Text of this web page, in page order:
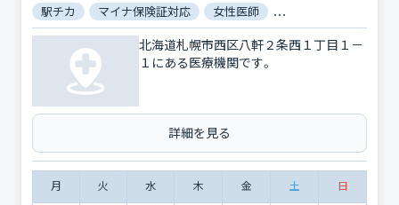
駅チカ マイナ保険証対応 女性医師 電子処方箋対応
北海道札幌市西区八軒２条西１丁目１－
１にある医療機関です。
詳細を見る
月 火 水 木 金 土 日